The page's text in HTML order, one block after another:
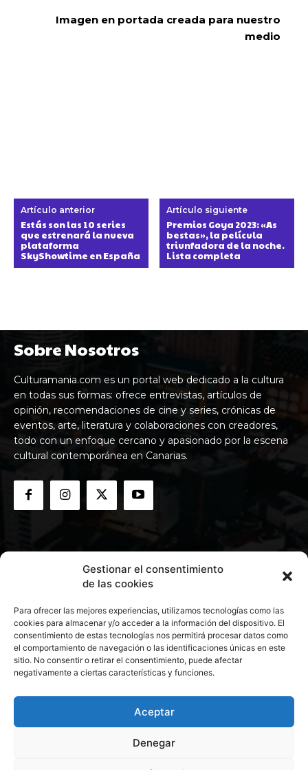
Gestionar el consentimiento
de las cookies
Para ofrecer las mejores experiencias, utilizamos tecnologías como las
cookies para almacenar y/o acceder a la información del dispositivo. El
consentimiento de estas tecnologías nos permitirá procesar datos como
el comportamiento de navegación o las identificaciones únicas en este
sitio. No consentir o retirar el consentimiento, puede afectar
negativamente a ciertas características y funciones.
Aceptar
Denegar
Imagen en portada creada para nuestro
medio
Artículo anterior
Estás son las 10 series
que estrenará la nueva
plataforma
SkyShowtime en España
Artículo siguiente
Premios Goya 2023: «As
bestas», la película
triunfadora de la noche.
Lista completa
Sobre Nosotros
Culturamania.com es un portal web dedicado a la cultura
en todas sus formas: ofrece entrevistas, artículos de
opinión, recomendaciones de cine y series, crónicas de
eventos, arte, literatura y colaboraciones con creadores,
todo con un enfoque cercano y apasionado por la escena
cultural contemporánea en Canarias.